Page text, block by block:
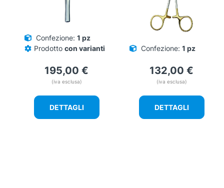
Confezione: 1 pz
Prodotto con varianti
195,00 €
(iva esclusa)
DETTAGLI
Confezione: 1 pz
132,00 €
(iva esclusa)
DETTAGLI